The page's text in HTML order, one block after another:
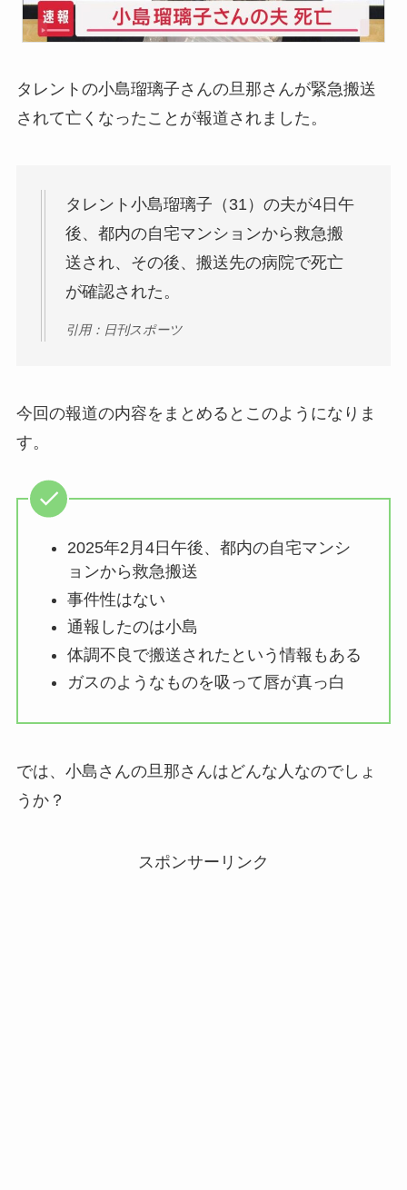
タレントの小島瑠璃子さんの旦那さんが緊急搬送
されて亡くなったことが報道されました。
タレント小島瑠璃子（31）の夫が4日午
後、都内の自宅マンションから救急搬
送され、その後、搬送先の病院で死亡
が確認された。
引用：日刊スポーツ
今回の報道の内容をまとめるとこのようになりま
す。
2025年2月4日午後、都内の自宅マンシ
ョンから救急搬送
事件性はない
通報したのは小島
体調不良で搬送されたという情報もある
ガスのようなものを吸って唇が真っ白
では、小島さんの旦那さんはどんな人なのでしょ
うか？
スポンサーリンク